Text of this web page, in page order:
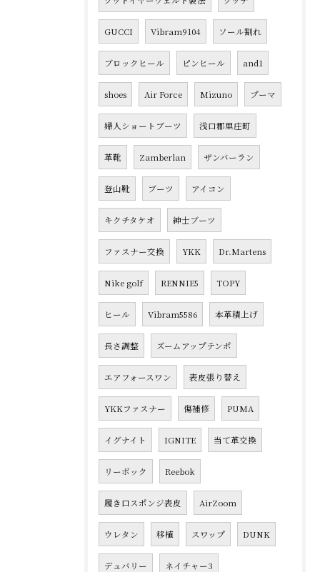
GUCCI Vibram9104 ソール割れ
ブロックヒール ピンヒール and1
shoes Air Force Mizuno プーマ
婦人ショートブーツ 浅口郡里庄町
革靴 Zamberlan ザンバーラン
登山靴 ブーツ アイコン
キクチタケオ 紳士ブーツ
ファスナー交換 YKK Dr.Martens
Nike golf RENNIE5 TOPY
ヒール Vibram5586 本革積上げ
長さ調整 ズームアップテンポ
エアフォースワン 表皮張り替え
YKKファスナー 傷補修 PUMA
イグナイト IGNITE 当て革交換
リーボック Reebok
履き口スポンジ表皮 AirZoom
ウレタン 移植 スワップ DUNK
デュバリー ネイチャー3